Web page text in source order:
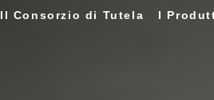
Il Consorzio di Tutela I